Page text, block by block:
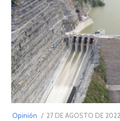
Opinión
POSTED
27 DE AGOSTO DE 2022